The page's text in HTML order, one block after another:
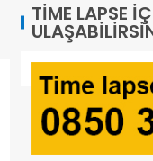
TIME LAPSE